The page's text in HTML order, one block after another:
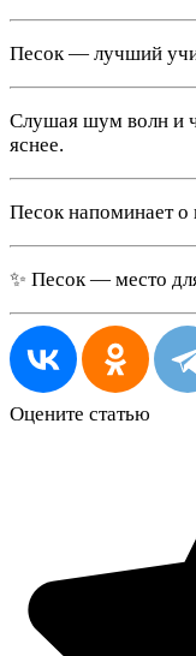
Песок — лучший
Слушая шум волн и
яснее.
Песок напоминает о
✨ Песок — место
Оцените статью